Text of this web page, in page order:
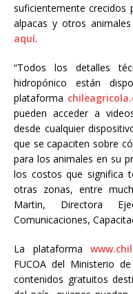
suficientemente crecidos
alpacas y otros
aquí.
“Todos los detalles
hidropónico están
plataforma
pueden acceder a
desde cualquier
que se capaciten sobre
para los animales en su
los costos que significa
otras zonas, entre
Martin, Directora
Comunicaciones,
La plataforma
FUCOA del Ministerio
contenidos gratuitos